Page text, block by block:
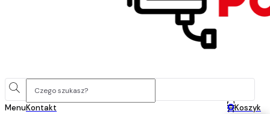
MenuKontakt 0Koszyk